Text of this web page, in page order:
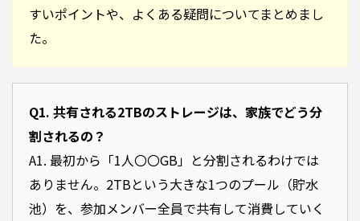
すいポイントや、よくある疑問についてまとめまし
た。
Q1. 共有される2TBのストレージは、家族でどう分
割されるの？
A1. 最初から「1人〇〇GB」と分割されるわけでは
ありません。2TBという大きな1つのプール（貯水
池）を、参加メンバー全員で共有して消費していく